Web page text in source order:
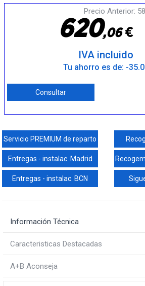
Precio Anterior:
620,06€
IVA incluido
Tu ahorro es de: -
Consultar
Servicio PREMIUM de reparto
Entregas - instalac. Madrid
Entregas - instalac. BCN
Información Técnica
Caracteristicas Destacadas
A+B Aconseja